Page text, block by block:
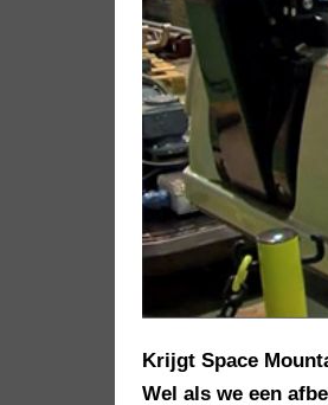
Krijgt Space
Wel als we een